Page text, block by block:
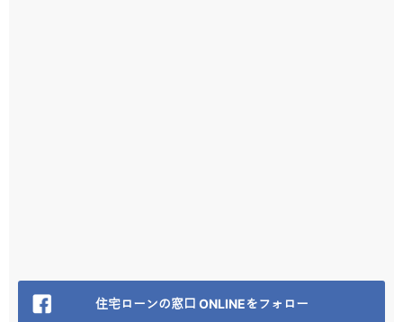
住宅ローンの窓口 ONLINEをフォロー